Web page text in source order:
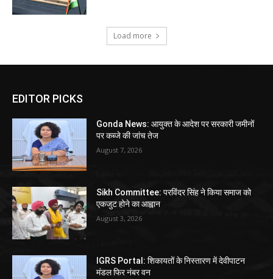
Load more
EDITOR PICKS
Gonda News: आयुक्त के आदेश पर सरकारी जमीनों
पर कब्जे की जांच तेज
August 7, 2026
Sikh Committee: परविंदर सिंह ने किया समाज को
एकजुट होने का आह्वान
August 3, 2026
IGRS Portal: शिकायतों के निस्तारण में देवीपाटन
मंडल फिर नंबर वन